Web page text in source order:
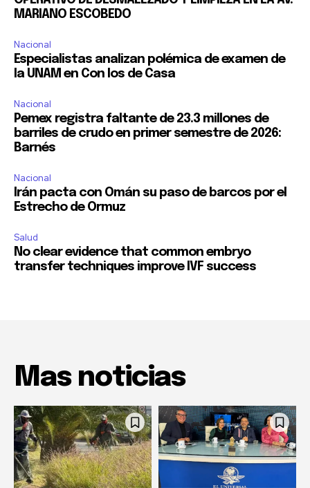
32,111
MARIANO ESCOBEDO
Nacional
Especialistas analizan polémica de examen de
la UNAM en Con los de Casa
Nacional
Pemex registra faltante de 23.3 millones de
barriles de crudo en primer semestre de 2026:
Barnés
Nacional
Irán pacta con Omán su paso de barcos por el
Estrecho de Ormuz
Salud
No clear evidence that common embryo
transfer techniques improve IVF success
Mas noticias